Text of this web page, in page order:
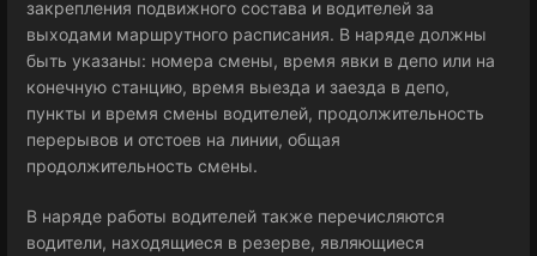
закрепления подвижного состава и водителей за
выходами маршрутного расписания. В наряде должны
быть указаны: номера смены, время явки в депо или на
конечную станцию, время выезда и заезда в депо,
пункты и время смены водителей, продолжительность
перерывов и отстоев на линии, общая
продолжительность смены.
В наряде работы водителей также перечисляются
водители, находящиеся в резерве, являющиеся